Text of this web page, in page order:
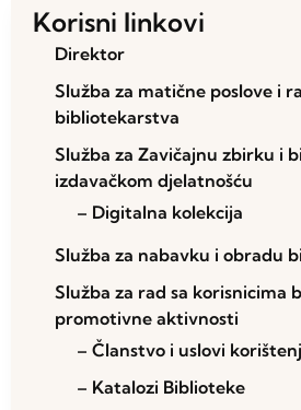
Korisni linkovi
Direktor
Služba za matične poslove i
bibliotekarstva
Služba za Zavičajnu zbirku i
izdavačkom djelatnošću
– Digitalna kolekcija
Služba za nabavku i obradu
Služba za rad sa korisnicima
promotivne aktivnosti
– Članstvo i uslovi
– Katalozi Biblioteke